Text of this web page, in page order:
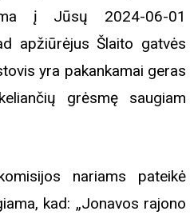
į Jūsų 2024-06-01
apžiūrėjus Šlaito gatvės
yra pakankamai geras
grėsmę saugiam
nariams pateikė
kad: „Jonavos rajono